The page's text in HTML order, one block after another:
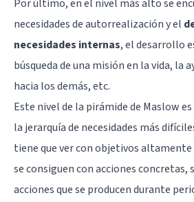
Por último, en el nivel más alto se
necesidades de autorrealización y el
necesidades internas, el desarrollo
búsqueda de una misión en la vida, la
hacia los demás, etc.
Este nivel de la pirámide de Maslow
la jerarquía de necesidades más
tiene que ver con objetivos
se consiguen con acciones concretas,
acciones que se producen durante